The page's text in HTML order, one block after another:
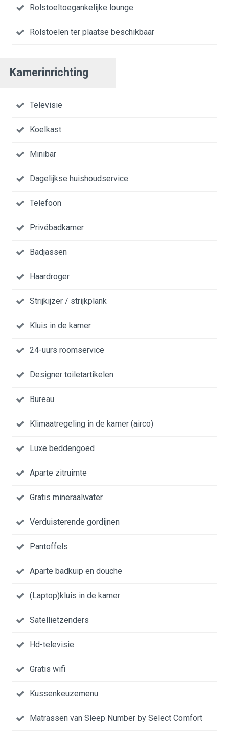
Rolstoeltoegankelijke lounge
Rolstoelen ter plaatse beschikbaar
Kamerinrichting
Televisie
Koelkast
Minibar
Dagelijkse huishoudservice
Telefoon
Privébadkamer
Badjassen
Haardroger
Strijkijzer / strijkplank
Kluis in de kamer
24-uurs roomservice
Designer toiletartikelen
Bureau
Klimaatregeling in de kamer (airco)
Luxe beddengoed
Aparte zitruimte
Gratis mineraalwater
Verduisterende gordijnen
Pantoffels
Aparte badkuip en douche
(Laptop)kluis in de kamer
Satellietzenders
Hd-televisie
Gratis wifi
Kussenkeuzemenu
Matrassen van Sleep Number by Select Comfort